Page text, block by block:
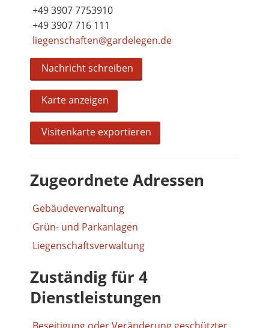
+49 3907 7753910
+49 3907 716 111
liegenschaften@gardelegen.de
Nachricht schreiben
Karte anzeigen
Visitenkarte exportieren
Zugeordnete Adressen
Gebäudeverwaltung
Grün- und Parkanlagen
Liegenschaftsverwaltung
Zuständig für 4
Dienstleistungen